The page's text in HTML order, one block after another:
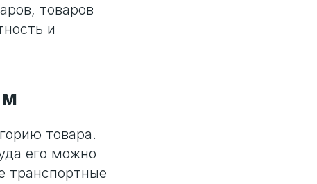
товаров
и
товара.
его можно
транспортные